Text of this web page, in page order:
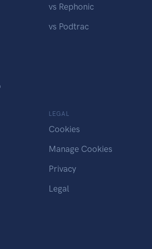
vs Rephonic
vs Podtrac
LEGAL
Cookies
Manage Cookies
Privacy
Legal